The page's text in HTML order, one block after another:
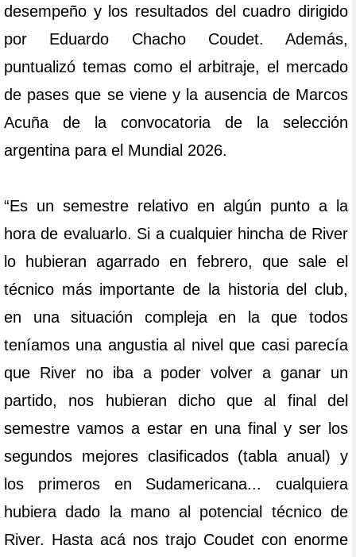
desempeño y los resultados del cuadro dirigido
por Eduardo Chacho Coudet. Además,
puntualizó temas como el arbitraje, el mercado
de pases que se viene y la ausencia de Marcos
Acuña de la convocatoria de la selección
argentina para el Mundial 2026.
“Es un semestre relativo en algún punto a la
hora de evaluarlo. Si a cualquier hincha de River
lo hubieran agarrado en febrero, que sale el
técnico más importante de la historia del club,
en una situación compleja en la que todos
teníamos una angustia al nivel que casi parecía
que River no iba a poder volver a ganar un
partido, nos hubieran dicho que al final del
semestre vamos a estar en una final y ser los
segundos mejores clasificados (tabla anual) y
los primeros en Sudamericana... cualquiera
hubiera dado la mano al potencial técnico de
River. Hasta acá nos trajo Coudet con enorme